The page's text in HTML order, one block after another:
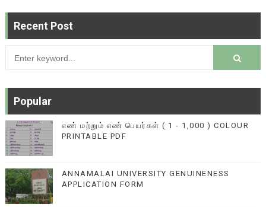
Recent Post
Popular
எண் மற்றும் எண் பெயர்கள் ( 1 - 1,000 ) COLOUR
PRINTABLE PDF
ANNAMALAI UNIVERSITY GENUINENESS
APPLICATION FORM